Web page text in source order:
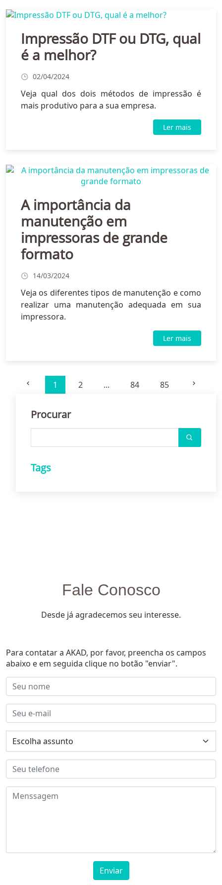
Impressão DTF ou DTG, qual
é a melhor?
02/04/2024
Veja qual dos dois métodos de impressão é
mais produtivo para a sua empresa.
Ler mais
A importância da
manutenção em
impressoras de grande
formato
14/03/2024
Veja os diferentes tipos de manutenção e como
realizar uma manutenção adequada em sua
impressora.
Ler mais
1 2 ... 84 85
Procurar
Tags
Fale Conosco
Desde já agradecemos seu interesse.
Para contatar a AKAD, por favor, preencha os campos
abaixo e em seguida clique no botão "enviar".
Enviar